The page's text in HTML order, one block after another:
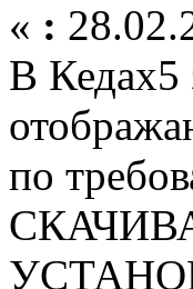
« :
В Кедах5
по